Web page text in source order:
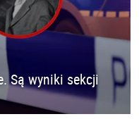
Są wyniki sekcji